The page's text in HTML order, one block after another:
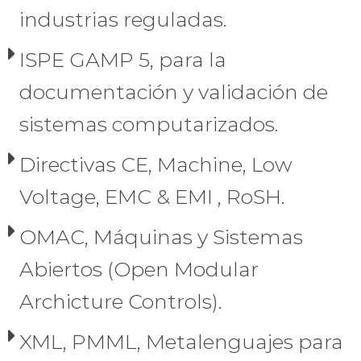
industrias reguladas.
ISPE GAMP 5, para la
documentación y validación de
sistemas computarizados.
Directivas CE, Machine, Low
Voltage, EMC & EMI , RoSH.
OMAC, Máquinas y Sistemas
Abiertos (Open Modular
Archicture Controls).
XML, PMML, Metalenguajes para